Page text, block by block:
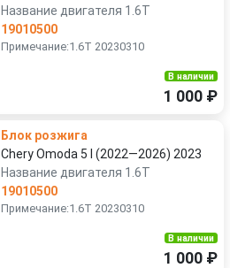
Название двигателя 1.6T
19010500
Примечание:1.6T 20230310
В наличии
1 000 ₽
Блок розжига
Chery Omoda 5 I (2022—2026) 2023
Название двигателя 1.6T
19010500
Примечание:1.6T 20230310
В наличии
1 000 ₽